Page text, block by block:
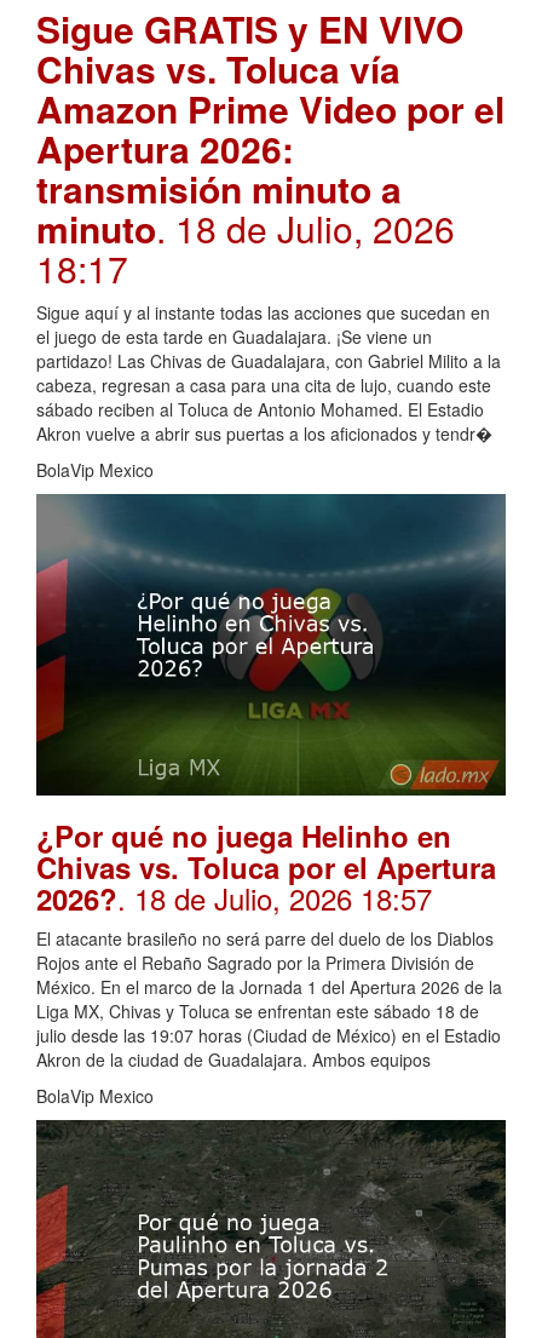
Sigue GRATIS y EN VIVO
Chivas vs. Toluca vía
Amazon Prime Video por el
Apertura 2026:
transmisión minuto a
minuto. 18 de Julio, 2026
18:17
Sigue aquí y al instante todas las acciones que sucedan en
el juego de esta tarde en Guadalajara. ¡Se viene un
partidazo! Las Chivas de Guadalajara, con Gabriel Milito a la
cabeza, regresan a casa para una cita de lujo, cuando este
sábado reciben al Toluca de Antonio Mohamed. El Estadio
Akron vuelve a abrir sus puertas a los aficionados y tendr�
BolaVip Mexico
¿Por qué no juega Helinho en
Chivas vs. Toluca por el Apertura
2026?. 18 de Julio, 2026 18:57
El atacante brasileño no será parre del duelo de los Diablos
Rojos ante el Rebaño Sagrado por la Primera División de
México. En el marco de la Jornada 1 del Apertura 2026 de la
Liga MX, Chivas y Toluca se enfrentan este sábado 18 de
julio desde las 19:07 horas (Ciudad de México) en el Estadio
Akron de la ciudad de Guadalajara. Ambos equipos
BolaVip Mexico